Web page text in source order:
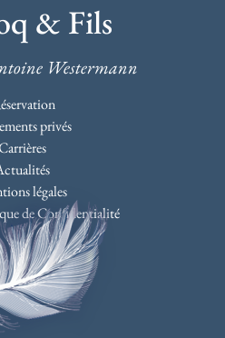
& Fils
Westermann
privés
légales
de Confidentialité